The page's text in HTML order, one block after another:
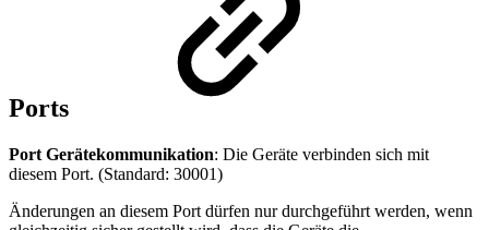
Ports
Port Gerätekommunikation: Die Geräte verbinden sich mit
diesem Port. (Standard: 30001)
Änderungen an diesem Port dürfen nur durchgeführt werden, wenn